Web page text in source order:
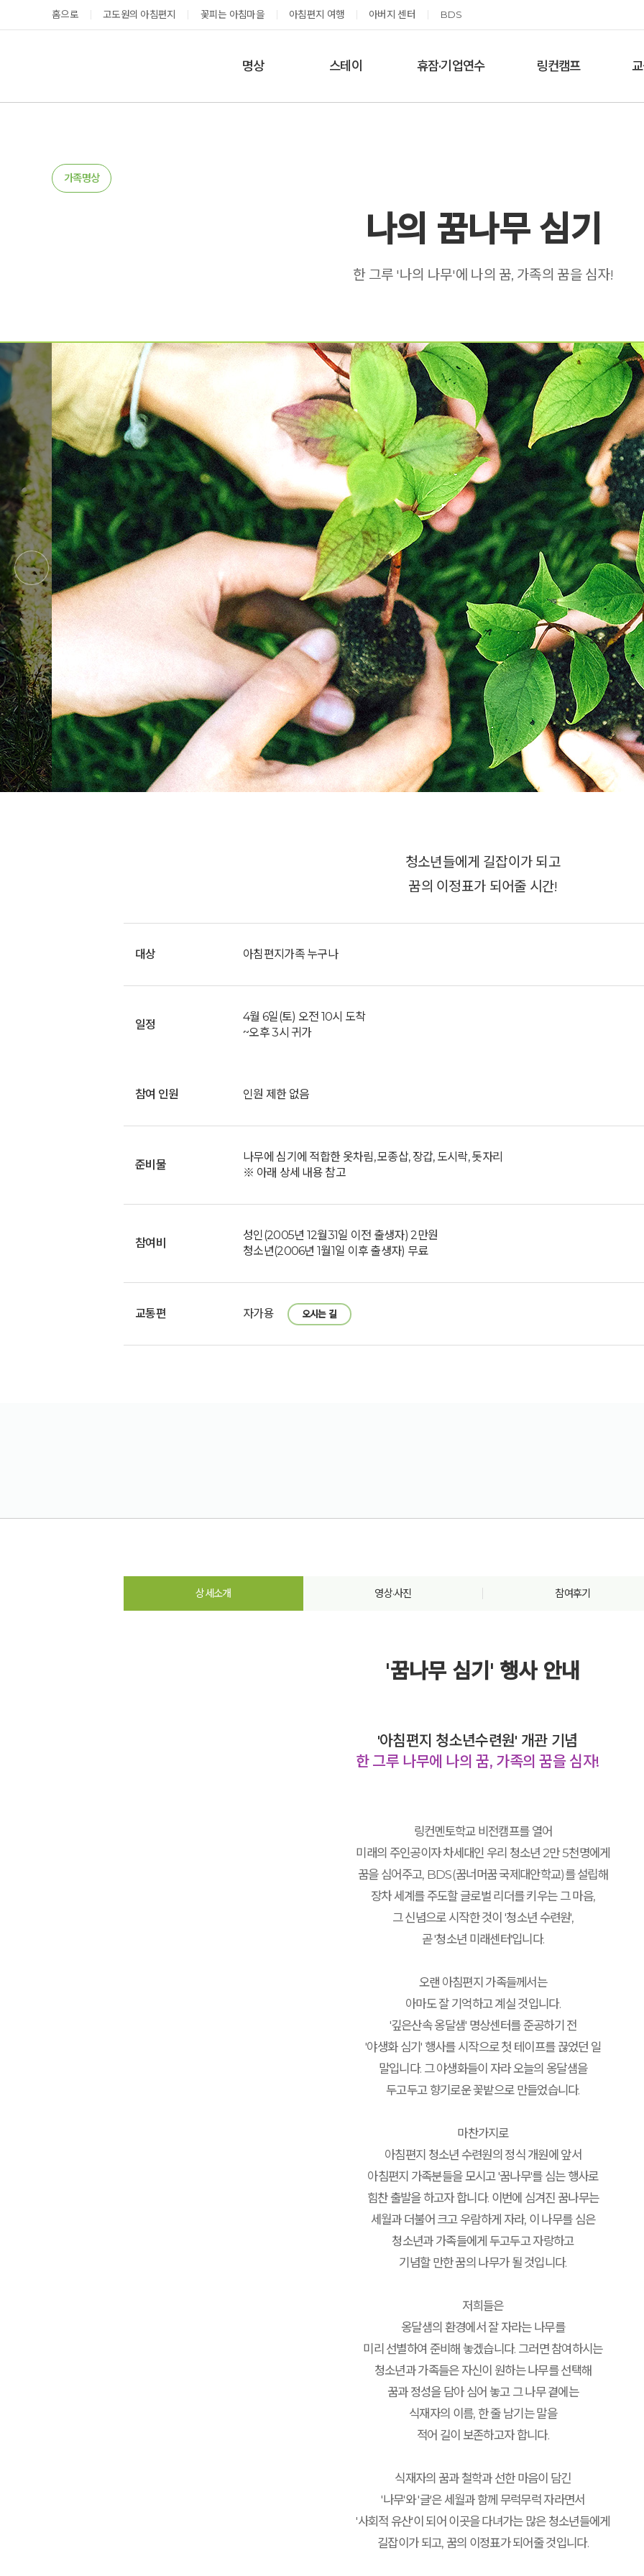
홈으로 고도원의 아침편지 꽃피는 아침마을 아침편지 여행 아버지 센터 BDS
명상 스테이 휴잠·기업연수 링컨캠프
예약가능
2026.08.29(토) ~
2026.09.05(토) ~
신원범 교수님과 함께 하는 통증잡는 워크숍
2026.09.11(금) ~ 09.12(토)
하루명상
2026.09.19(토)
행복한 가족 마음여행
2026.09.24(목) ~
09.26(토)
건강명상법 스테이
2026.10.09(금) ~ 10.10(토)
가족명상
나의 꿈나무 심기
한 그루 '나의 나무'에 나의 꿈, 가족의 꿈을 심자!
청소년들에게 길잡이가 되고
꿈의 이정표가 되어줄 시간!
대상 아침편지가족 누구나
일정
4월 6일(토) 오전 10시 도착
~오후 3시 귀가
참여 인원 인원 제한 없음
준비물
나무에 심기에 적합한 옷차림, 모종삽, 장갑, 도시락, 돗자리
※ 아래 상세 내용 참고
참여비
성인(2005년 12월31일 이전 출생자) 2만원
청소년(2006년 1월1일 이후 출생자) 무료
교통편 자가용 오시는 길
상세소개 영상·사진 참여후기
'꿈나무 심기' 행사 안내
'아침편지 청소년수련원' 개관 기념
한 그루 나무에 나의 꿈, 가족의 꿈을 심자!
링컨멘토학교 비전캠프를 열어
미래의 주인공이자 차세대인 우리 청소년 2만 5천명에게
꿈을 심어주고, BDS(꿈너머꿈 국제대안학교)를 설립해
장차 세계를 주도할 글로벌 리더를 키우는 그 마음,
그 신념으로 시작한 것이 '청소년 수련원',
곧 '청소년 미래센터'입니다.
오랜 아침편지 가족들께서는
아마도 잘 기억하고 계실 것입니다.
'깊은산속 옹달샘' 명상센터를 준공하기 전
'야생화 심기' 행사를 시작으로 첫 테이프를 끊었던 일
말입니다. 그 야생화들이 자라 오늘의 옹달샘을
두고두고 향기로운 꽃밭으로 만들었습니다.
마찬가지로
아침편지 청소년 수련원의 정식 개원에 앞서
아침편지 가족분들을 모시고 '꿈나무'를 심는 행사로
힘찬 출발을 하고자 합니다. 이번에 심겨진 꿈나무는
세월과 더불어 크고 우람하게 자라, 이 나무를 심은
청소년과 가족들에게 두고두고 자랑하고
기념할 만한 꿈의 나무가 될 것입니다.
저희들은
옹달샘의 환경에서 잘 자라는 나무를
미리 선별하여 준비해 놓겠습니다. 그러면 참여하시는
청소년과 가족들은 자신이 원하는 나무를 선택해
꿈과 정성을 담아 심어 놓고 그 나무 곁에는
식재자의 이름, 한 줄 남기는 말을
적어 길이 보존하고자 합니다.
식재자의 꿈과 철학과 선한 마음이 담긴
'나무'와 '글'은 세월과 함께 무럭무럭 자라면서
'사회적 유산'이 되어 이곳을 다녀가는 많은 청소년들에게
길잡이가 되고, 꿈의 이정표가 되어줄 것입니다.